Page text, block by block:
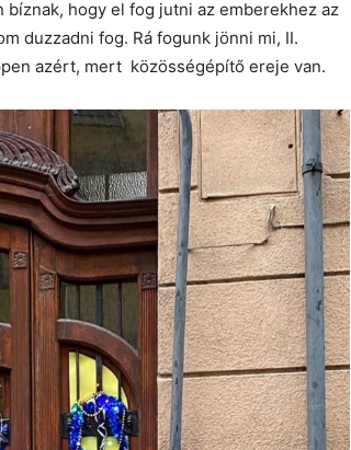
hogy el fog jutni az emberekhez az
duzzadni fog. Rá fogunk jönni mi, II.
azért, mert közösségépítő ereje van.